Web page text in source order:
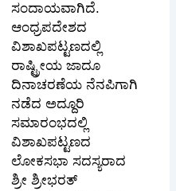
ಸಂದಾಯವಾಗಿದೆ.
ಆಂಧ್ರಪದೇಶದ
ವಿಶಾಖಪಟ್ಟಣದಲ್ಲಿ
ರಾಷ್ಟ್ರೀಯ ಜಾದೂ
ದಿನಾಚರಣೆಯ ನೆನಪಿಗಾಗಿ
ನಡೆದ ಅದ್ದೂರಿ
ಸಮಾರಂಭದಲ್ಲಿ
ವಿಶಾಖಪಟ್ಟಣದ
ಲೋಕಸಭಾ ಸದಸ್ಯರಾದ
ಶ್ರೀ ಶ್ರೀಭರತ್